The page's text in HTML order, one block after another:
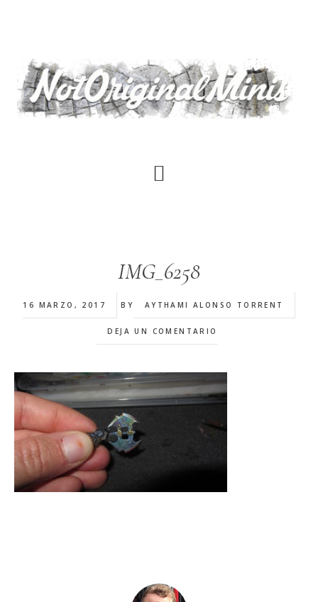
principal
IMG_6258
16 MARZO, 2017 BY AYTHAMI ALONSO TORRENT
DEJA UN COMENTARIO